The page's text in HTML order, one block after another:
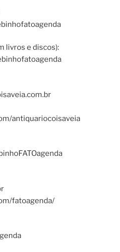
livros e discos):
antiquariocoisaveia
fatoagenda/